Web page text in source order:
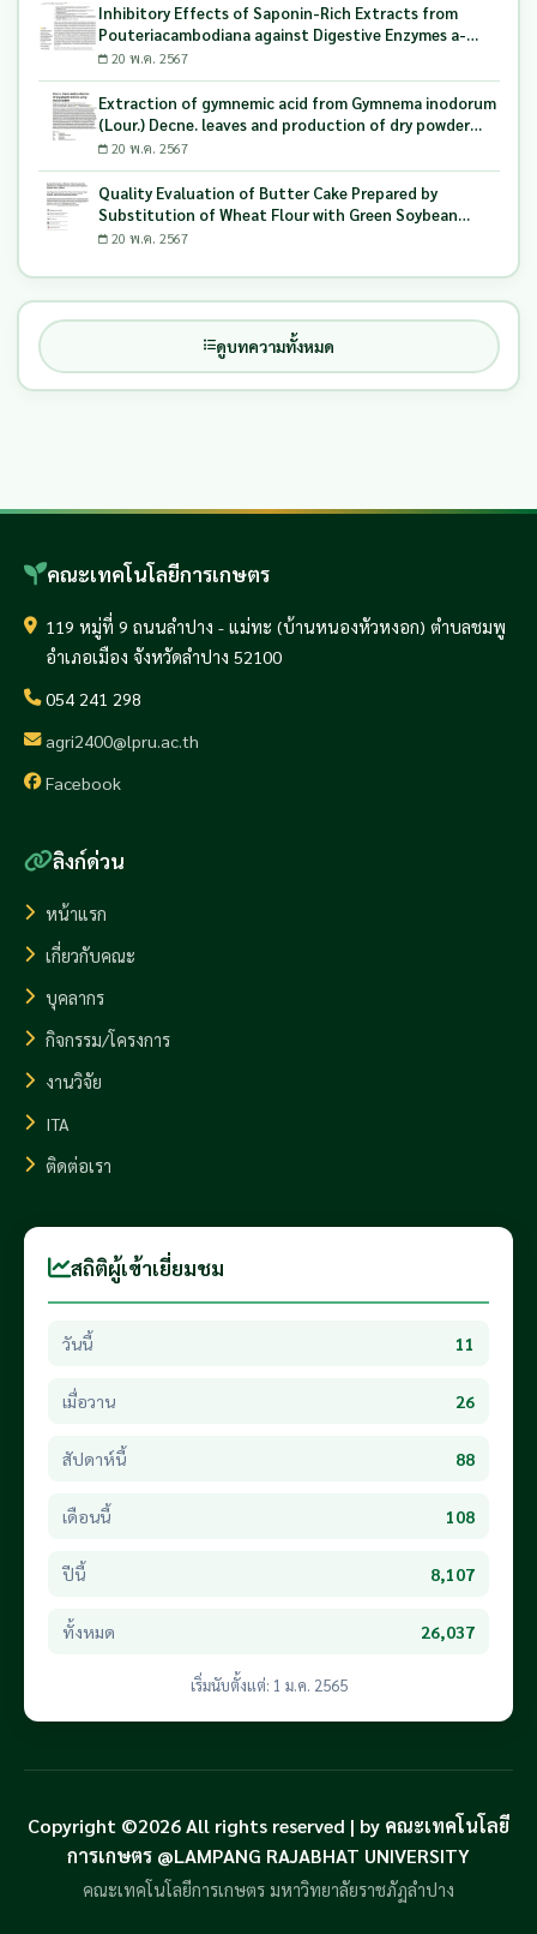
Inhibitory Effects of Saponin-Rich Extracts from
Pouteriacambodiana against Digestive Enzymes a-
Glucosidase and Pancreatic Lipase
20 พ.ค. 2567
Extraction of gymnemic acid from Gymnema inodorum
(Lour.) Decne. leaves and production of dry powder
extract using maltodextrin
20 พ.ค. 2567
Quality Evaluation of Butter Cake Prepared by
Substitution of Wheat Flour with Green Soybean
(Glycine Max L.) Okara
20 พ.ค. 2567
ดูบทความทั้งหมด
คณะเทคโนโลยีการเกษตร
119 หมู่ที่ 9 ถนนลำปาง - แม่ทะ (บ้านหนองหัวหงอก) ตำบลชมพู
อำเภอเมือง จังหวัดลำปาง 52100
054 241 298
agri2400@lpru.ac.th
Facebook
ลิงก์ด่วน
หน้าแรก
เกี่ยวกับคณะ
บุคลากร
กิจกรรม/โครงการ
งานวิจัย
ITA
ติดต่อเรา
สถิติผู้เข้าเยี่ยมชม
วันนี้ 11
เมื่อวาน 26
สัปดาห์นี้ 88
เดือนนี้ 108
ปีนี้ 8,107
ทั้งหมด 26,037
เริ่มนับตั้งแต่: 1 ม.ค. 2565
Copyright ©2026 All rights reserved | by คณะเทคโนโลยี
การเกษตร @LAMPANG RAJABHAT UNIVERSITY
คณะเทคโนโลยีการเกษตร มหาวิทยาลัยราชภัฏลำปาง